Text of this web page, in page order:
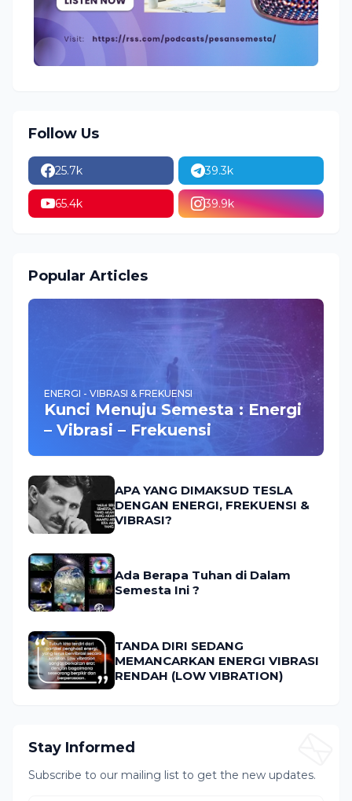
Follow Us
25.7k 39.3k
65.4k 39.9k
Popular Articles
ENERGI - VIBRASI & FREKUENSI
Kunci Menuju Semesta : Energi
– Vibrasi – Frekuensi
APA YANG DIMAKSUD TESLA
DENGAN ENERGI, FREKUENSI &
VIBRASI?
Ada Berapa Tuhan di Dalam
Semesta Ini ?
TANDA DIRI SEDANG
MEMANCARKAN ENERGI VIBRASI
RENDAH (LOW VIBRATION)
Stay Informed
Subscribe to our mailing list to get the new updates.